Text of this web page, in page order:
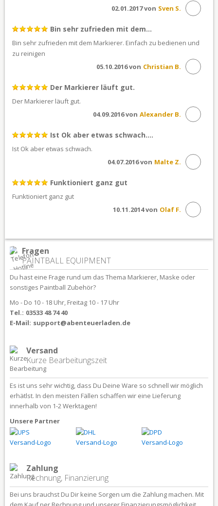
Sven S.
02.01.2017 von
Bin sehr zufrieden mit dem...
Bin sehr zufrieden mit dem Markierer. Einfach zu bedienen und
zu reinigen
Christian B.
05.10.2016 von
Der Markierer läuft gut.
Der Markierer läuft gut.
Alexander B.
04.09.2016 von
Ist Ok aber etwas schwach....
Ist Ok aber etwas schwach.
Malte Z.
04.07.2016 von
Funktioniert ganz gut
Funktioniert ganz gut
Olaf F.
10.11.2014 von
Fragen
PAINTBALL EQUIPMENT
Du hast eine Frage rund um das Thema Markierer, Maske oder
sonstiges Paintball Zubehör?
Mo - Do 10 - 18 Uhr, Freitag 10 - 17 Uhr
Tel.: 03533 48 74 40
E-Mail: support@abenteuerladen.de
Versand
Kurze Bearbeitungszeit
Es ist uns sehr wichtig, dass Du Deine Ware so schnell wir möglich
erhätlst. In den meisten Fällen schaffen wir eine Lieferung
innerhalb von 1-2 Werktagen!
Unsere Partner
Zahlung
Rechnung, Finanzierung
Bei uns brauchst Du Dir keine Sorgen um die Zahlung machen. Mit